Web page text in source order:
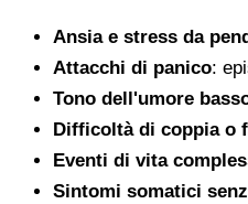
Ansia e stress da
Attacchi di panico:
Tono dell'umore
Difficoltà di coppia o
Eventi di vita
Sintomi somatici